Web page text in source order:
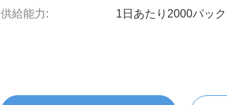
供給能力: 1日あたり2000パック